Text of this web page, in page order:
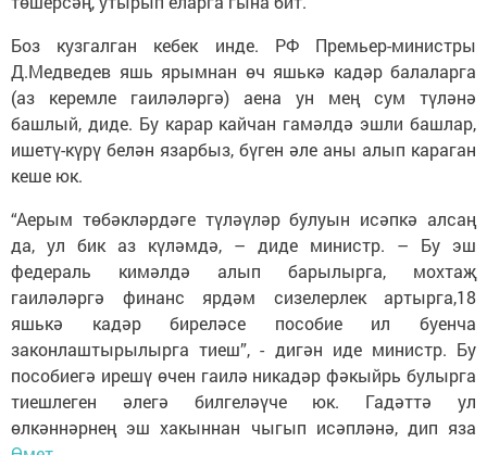
Боз кузгалган кебек инде. РФ Премьер-министры
Д.Медведев яшь ярымнан өч яшькә кадәр балаларга
(аз керемле гаиләләргә) аена ун мең сум түләнә
башлый, диде. Бу карар кайчан гамәлдә эшли башлар,
ишетү-күрү белән язарбыз, бүген әле аны алып караган
кеше юк.
“Аерым төбәкләрдәге түләүләр булуын исәпкә алсаң
да, ул бик аз күләмдә, – диде министр. – Бу эш
федераль кимәлдә алып барылырга, мохтаҗ
гаиләләргә финанс ярдәм сизелерлек артырга,18
яшькә кадәр биреләсе пособие ил буенча
законлаштырылырга тиеш”, - дигән иде министр. Бу
пособиегә ирешү өчен гаилә никадәр фәкыйрь булырга
тиешлеген әлегә билгеләүче юк. Гадәттә ул
өлкәннәрнең эш хакыннан чыгып исәпләнә, дип яза